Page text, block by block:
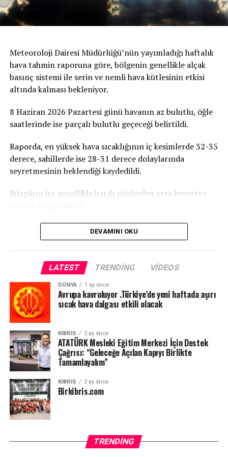
Meteoroloji Dairesi Müdürlüğü’nün yayımladığı haftalık
hava tahmin raporuna göre, bölgenin genellikle alçak
basınç sistemi ile serin ve nemli hava kütlesinin etkisi
altında kalması bekleniyor.
8 Haziran 2026 Pazartesi günü havanın az bulutlu, öğle
saatlerinde ise parçalı bulutlu geçeceği belirtildi.
Raporda, en yüksek hava sıcaklığının iç kesimlerde 32-35
derece, sahillerde ise 28-31 derece dolaylarında
seyretmesinin beklendiği kaydedildi.
Rüzgârın ise genellikle batılı yönlerden orta kuvvette
DEVAMINI OKU
LATEST TRENDING VIDEOS
DÜNYA 1 ay önce
Avrupa kavruluyor .Türkiye’de yeni haftada aşırı
sıcak hava dalgası etkili olacak
KIBRIS 2 ay önce
ATATÜRK Mesleki Eğitim Merkezi İçin Destek
Çağrısı: “Geleceğe Açılan Kapıyı Birlikte
Tamamlayalım”
KIBRIS 2 ay önce
Birkibris.com
TRENDING